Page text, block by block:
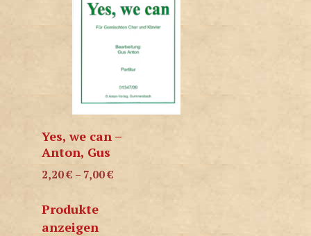
Yes, we can –
Anton, Gus
2,20€ – 7,00€
Produkte
anzeigen